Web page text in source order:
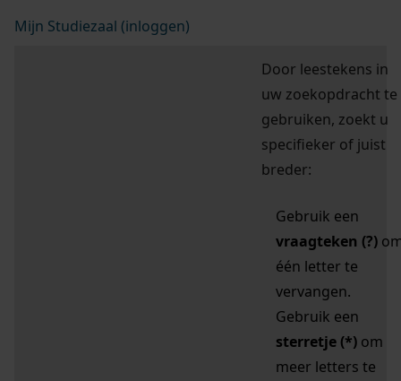
Mijn Studiezaal (inloggen)
Door leestekens in
uw zoekopdracht te
gebruiken, zoekt u
specifieker of juist
breder:
Gebruik een
vraagteken (?)
één letter te
vervangen.
Gebruik een
sterretje (*) om
meer letters te